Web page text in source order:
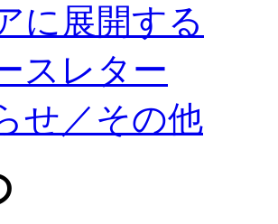
に展開する
スレター
せ／その他